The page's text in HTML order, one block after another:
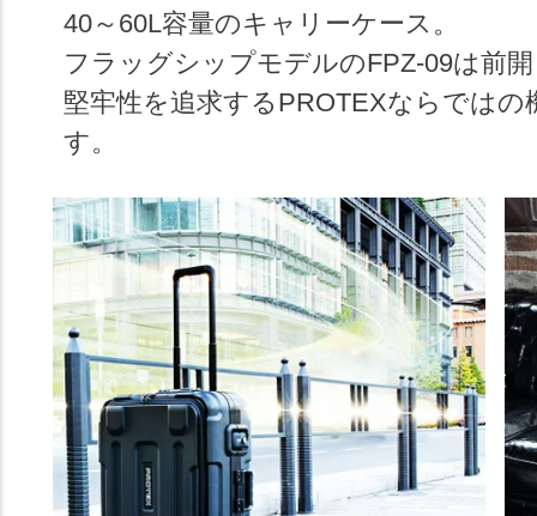
40～60L容量のキャリーケース。
フラッグシップモデルのFPZ-09は前
堅牢性を追求するPROTEXならでは
す。